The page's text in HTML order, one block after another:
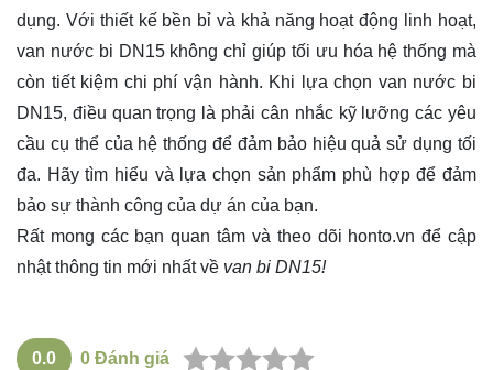
dụng. Với thiết kế bền bỉ và khả năng hoạt động linh hoạt,
van nước bi DN15 không chỉ giúp tối ưu hóa hệ thống mà
còn tiết kiệm chi phí vận hành. Khi lựa chọn van nước bi
DN15, điều quan trọng là phải cân nhắc kỹ lưỡng các yêu
cầu cụ thể của hệ thống để đảm bảo hiệu quả sử dụng tối
đa. Hãy tìm hiểu và lựa chọn sản phẩm phù hợp để đảm
bảo sự thành công của dự án của bạn.
Rất mong các bạn quan tâm và theo dõi honto.vn để cập
nhật thông tin mới nhất về van bi DN15!
0.0 0 Đánh giá